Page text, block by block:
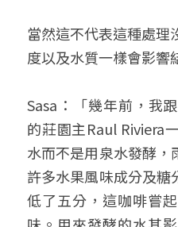
當然這不代表這種處理
度以及水質一樣會影響
Sasa：「幾年前，我
的莊園主Raul Riviera
水而不是用泉水發酵
許多水果風味成分及糖
低了五分，這咖啡嘗